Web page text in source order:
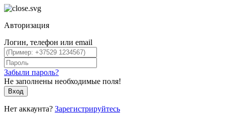
Авторизация
Логин, телефон или email
Забыли пароль?
Не заполнены необходимые поля!
Вход
Нет аккаунта? Зарегистрируйтесь